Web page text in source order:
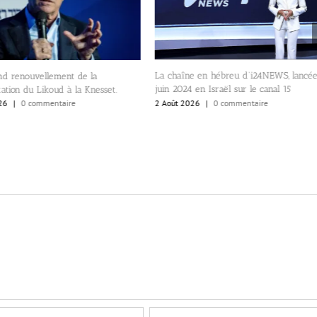
renouvellement de la
du Likoud à la Knesset.
| 0 commentaire
La chaîne en hébreu d’i24NEWS,
juin 2024 en Israël sur le canal 15
2 Août 2026 | 0 commentaire